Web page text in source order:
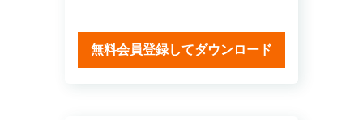
無料会員登録してダウンロード